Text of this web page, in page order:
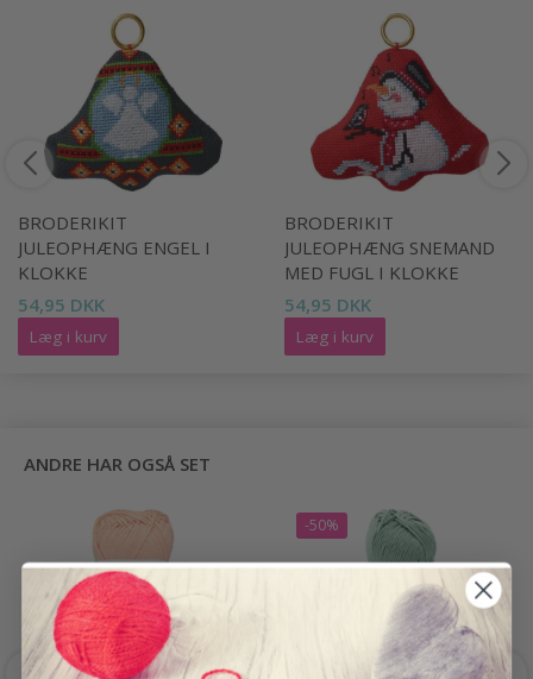
BRODERIKIT
JULEOPHÆNG ENGEL I
KLOKKE
54,95 DKK
Læg i kurv
BRODERIKIT
JULEOPHÆNG SNEMAND
MED FUGL I KLOKKE
54,95 DKK
Læg i kurv
ANDRE HAR OGSÅ SET
-50%